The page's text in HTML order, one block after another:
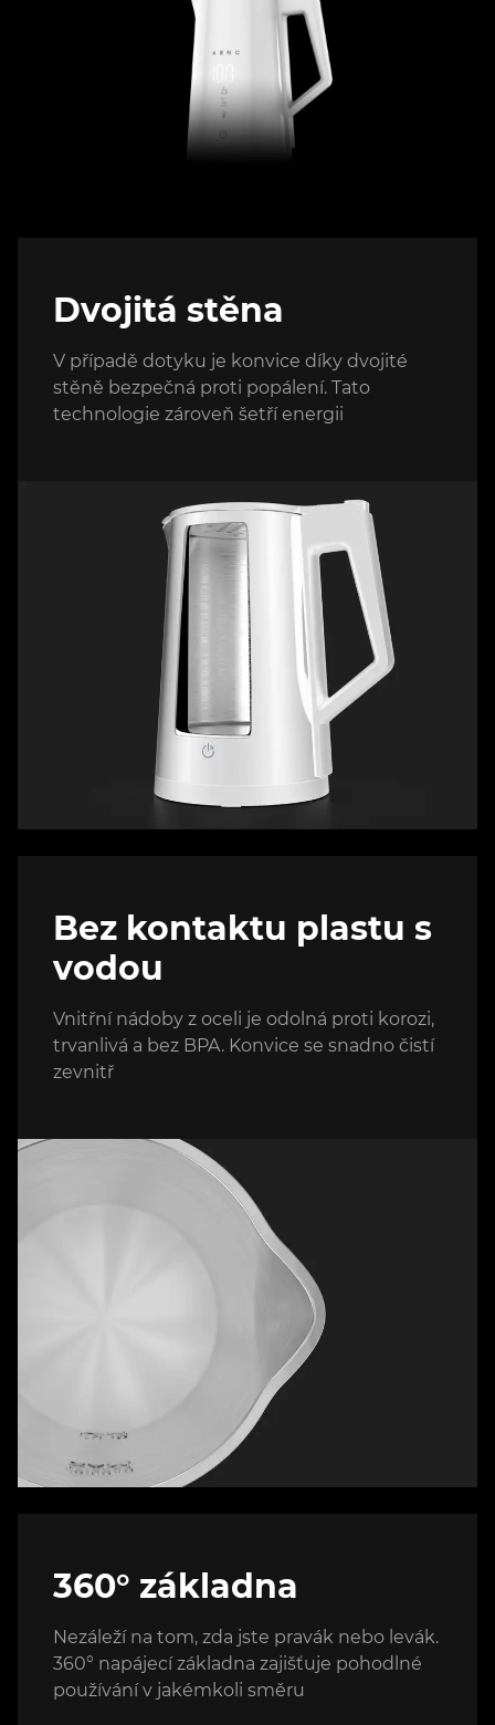
Dvojitá stěna
V případě dotyku je konvice díky dvojité
stěně bezpečná proti popálení. Tato
technologie zároveň šetří energii
Bez kontaktu plastu s
vodou
Vnitřní nádoby z oceli je odolná proti korozi,
trvanlivá a bez BPA. Konvice se snadno čistí
zevnitř
360° základna
Nezáleží na tom, zda jste pravák nebo levák.
360° napájecí základna zajišťuje pohodlné
používání v jakémkoli směru